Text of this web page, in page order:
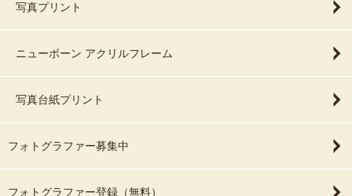
写真プリント
ニューボーン アクリルフレーム
写真台紙プリント
フォトグラファー募集中
フォトグラファー登録（無料）